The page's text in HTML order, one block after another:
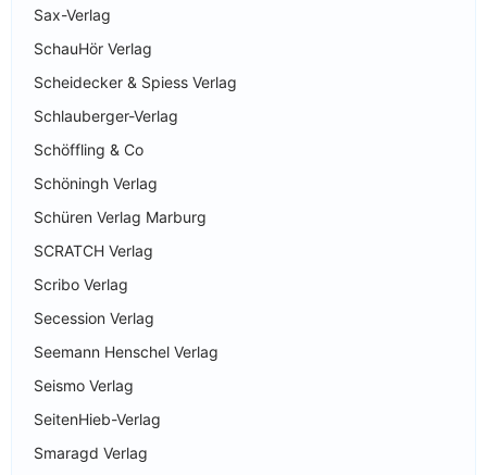
Sax-Verlag
SchauHör Verlag
Scheidecker & Spiess Verlag
Schlauberger-Verlag
Schöffling & Co
Schöningh Verlag
Schüren Verlag Marburg
SCRATCH Verlag
Scribo Verlag
Secession Verlag
Seemann Henschel Verlag
Seismo Verlag
SeitenHieb-Verlag
Smaragd Verlag